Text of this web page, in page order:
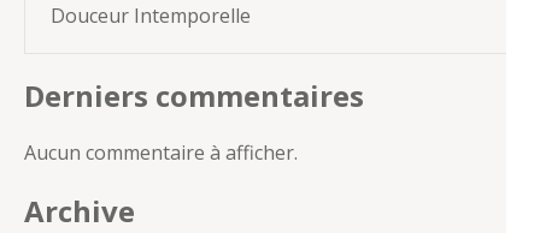
Douceur Intemporelle
Derniers commentaires
Aucun commentaire à afficher.
Archive